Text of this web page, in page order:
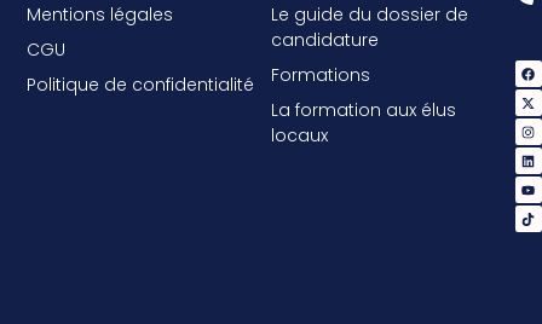
Le guide du dossier de
candidature
Formations
La formation aux élus
locaux
Mentions légales
CGU
Politique de confidentialité